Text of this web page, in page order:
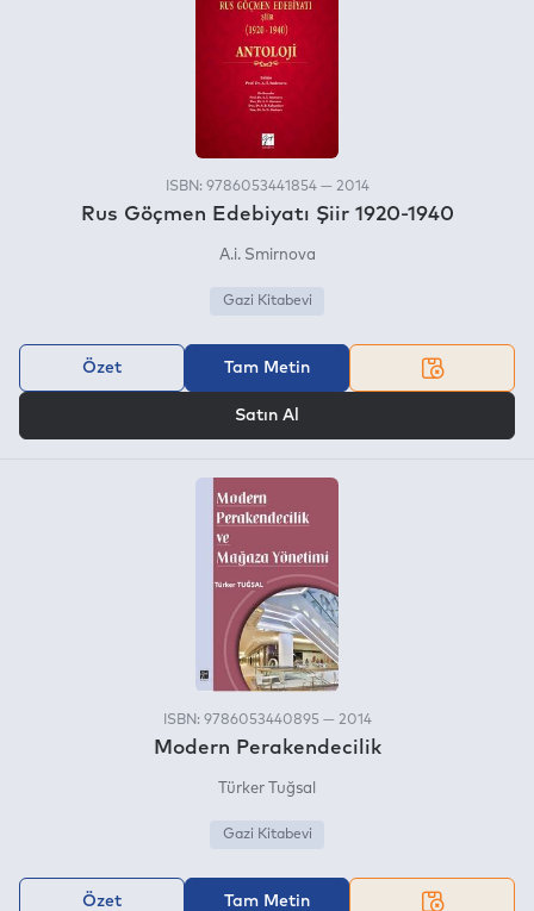
ISBN: 9786053441854 — 2014
Rus Göçmen Edebiyatı Şiir 1920-1940
A.i. Smirnova
Gazi Kitabevi
Özet Tam Metin
Satın Al
ISBN: 9786053440895 — 2014
Modern Perakendecilik
Türker Tuğsal
Gazi Kitabevi
Özet Tam Metin